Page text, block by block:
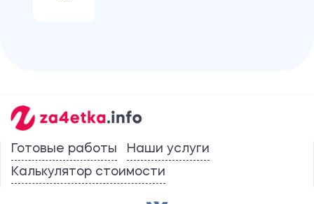
Готовые работы
Наши услуги
Калькулятор стоимости